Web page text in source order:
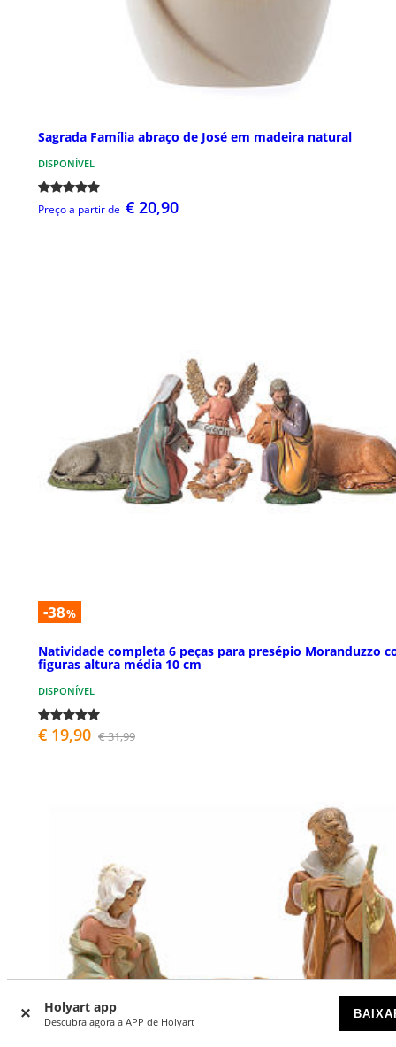
Holyart app
Descubra agora a APP de Holyart
Sagrada Família abraço de José em madeira natural
DISPONÍVEL
Preço a partir de € 20,90
-38%
Natividade completa 6 peças para presépio Moranduzzo
figuras altura média 10 cm
DISPONÍVEL
€ 19,90 € 31,99